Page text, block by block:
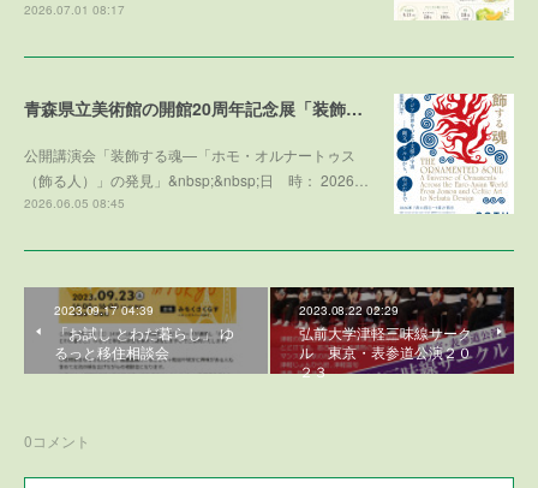
2026.07.01 08:17
青森県立美術館の開館20周年記念展「装飾する魂」との学術協力プログラム
公開講演会「装飾する魂—「ホモ・オルナートゥス
（飾る人）」の発見」&nbsp;&nbsp;日 時： 2026…
2026.06.05 08:45
2023.09.17 04:39
「お試し とわだ暮らし」 ゆ
るっと移住相談会
2023.08.22 02:29
弘前大学津軽三味線サーク
ル 東京・表参道公演２０
２３
0コメント